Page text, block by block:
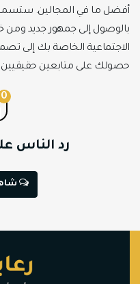
أفضل ما في المجالين.
بالوصول إلى جمهور جديد ومن
الاجتماعية الخاصة بك إلى
حصولك على متابعين حقيقيين
0
رد الناس